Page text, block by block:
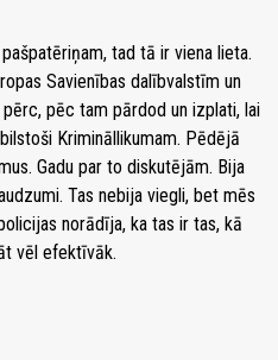
tad tā ir viena lieta.
Savienības dalībvalstīm un
pēc tam pārdod un izplati, lai
Krimināllikumam. Pēdējā
Gadu par to diskutējām. Bija
Tas nebija viegli, bet mēs
norādīja, ka tas ir tas, kā
vēl efektīvāk.